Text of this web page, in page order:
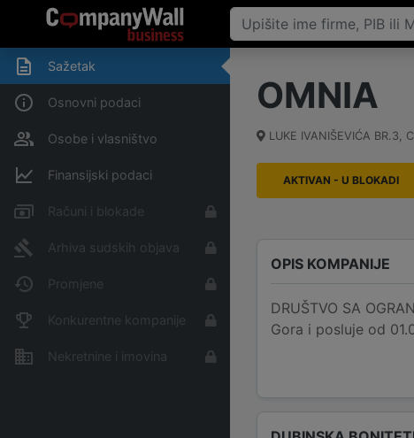
Sažetak
Osnovni podaci
Osobe i vlasništvo
Finansijski podaci
Računi i blokade
Arhiva sudskih objava
Promjene
Konkurentne kompanije
Nekretnine i imovina
OMNIA
LUKE IVANIŠEVIĆA BR.3,
AKTIVAN - U BLOKADI
OPIS KOMPANIJE
DRUŠTVO SA
Gora i posluje od